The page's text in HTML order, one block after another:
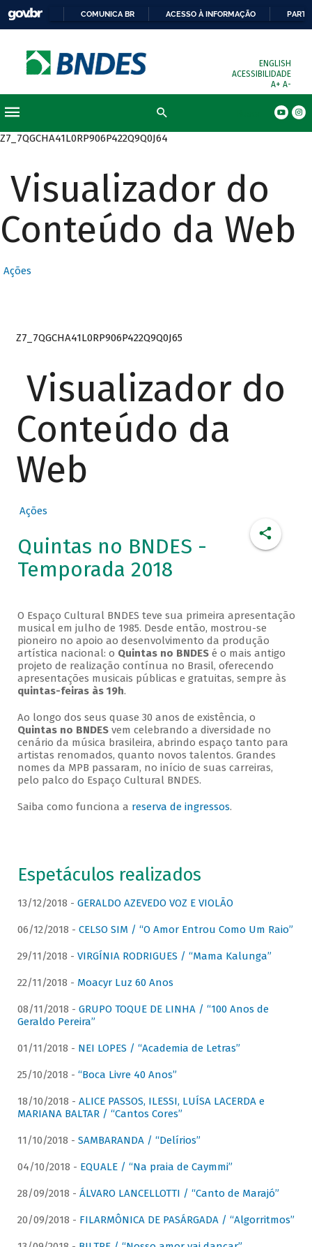
COMUNICA BR ACESSO À INFORMAÇÃO
ENGLISH
ACESSIBILIDADE
A+ A-
Z7_7QGCHA41L0RP906P422Q9Q0J64
Visualizador do
Conteúdo da Web
Ações
Z7_7QGCHA41L0RP906P422Q9Q0J65
Visualizador do
Conteúdo da
Web
Ações
Quintas no BNDES -
Temporada 2018
O Espaço Cultural BNDES teve sua primeira apresentação
musical em julho de 1985. Desde então, mostrou-se
pioneiro no apoio ao desenvolvimento da produção
artística nacional: o Quintas no BNDESé o mais antigo
projeto de realização contínua no Brasil, oferecendo
apresentações musicais públicas e gratuitas, sempre às
quintas-feiras às 19h.
Ao longo dos seus quase 30 anos de existência, o
Quintas no BNDESvem celebrando a diversidade no
cenário da música brasileira, abrindo espaço tanto para
artistas renomados, quanto novos talentos. Grandes
nomes da MPB passaram, no início de suas carreiras,
pelo palco do Espaço Cultural BNDES.
Saiba como funciona a reserva de ingressos.
Espetáculos realizados
13/12/2018 - GERALDO AZEVEDO VOZ E VIOLÃO
06/12/2018 - CELSO SIM / “O Amor Entrou Como Um Raio”
29/11/2018 - VIRGÍNIA RODRIGUES / “Mama Kalunga”
22/11/2018 - Moacyr Luz 60 Anos
08/11/2018 - GRUPO TOQUE DE LINHA / “100 Anos de
Geraldo Pereira”
01/11/2018 - NEI LOPES / “Academia de Letras”
25/10/2018 - “Boca Livre 40 Anos”
18/10/2018 - ALICE PASSOS, ILESSI, LUÍSA LACERDA e
MARIANA BALTAR / “Cantos Cores”
11/10/2018 - SAMBARANDA / “Delírios”
04/10/2018 - EQUALE / “Na praia de Caymmi”
28/09/2018 - ÁLVARO LANCELLOTTI / “Canto de Marajó”
20/09/2018 - FILARMÔNICA DE PASÁRGADA / “Algorritmos”